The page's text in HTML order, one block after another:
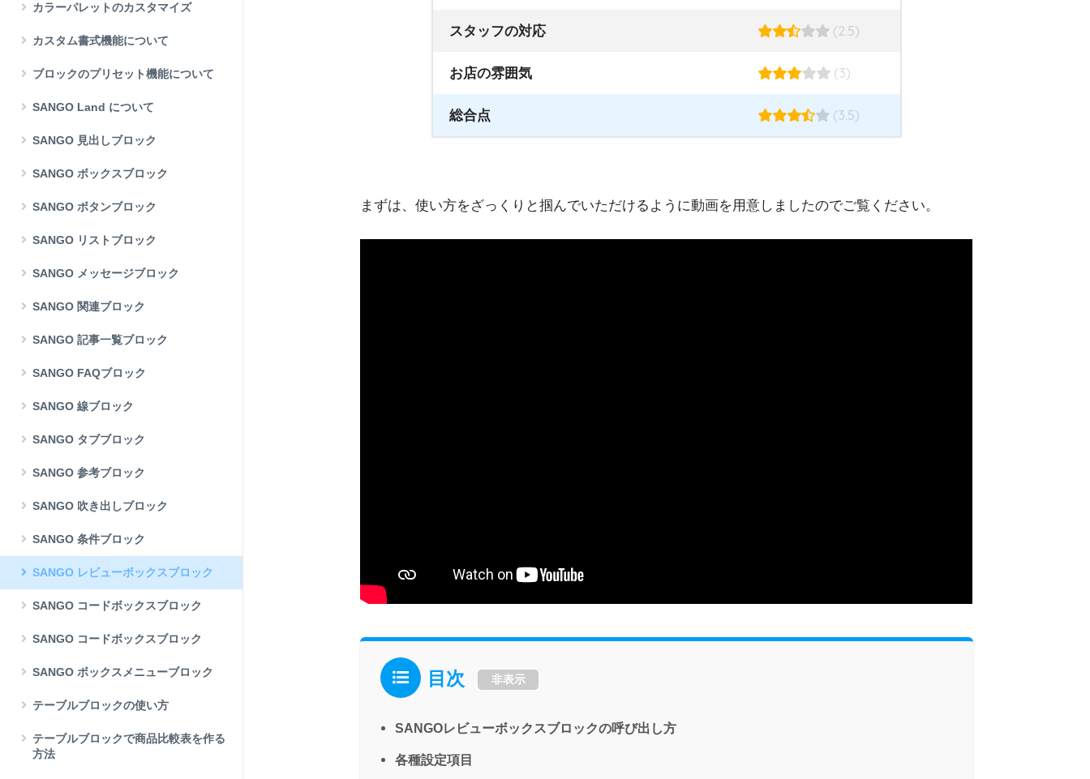
カラーパレットのカスタマイズ
カスタム書式機能について
ブロックのプリセット機能について
SANGO Land について
SANGO 見出しブロック
SANGO ボックスブロック
SANGO ボタンブロック
SANGO リストブロック
SANGO メッセージブロック
SANGO 関連ブロック
SANGO 記事一覧ブロック
SANGO FAQブロック
SANGO 線ブロック
SANGO タブブロック
SANGO 参考ブロック
SANGO 吹き出しブロック
SANGO 条件ブロック
SANGO レビューボックスブロック
SANGO コードボックスブロック
SANGO コードボックスブロック
SANGO ボックスメニューブロック
テーブルブロックの使い方
テーブルブロックで商品比較表を作る
方法
スタッフの対応 (2.5)
お店の雰囲気 (3)
総合点 (3.5)
まずは、使い方をざっくりと掴んでいただけるように動画を用意しましたのでご覧ください。
目次 非表示
SANGOレビューボックスブロックの呼び出し方
各種設定項目